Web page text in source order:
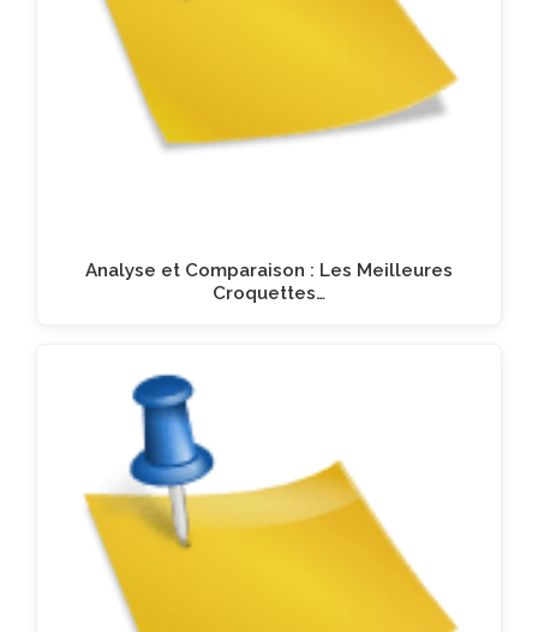
Analyse et Comparaison : Les Meilleures
Croquettes…